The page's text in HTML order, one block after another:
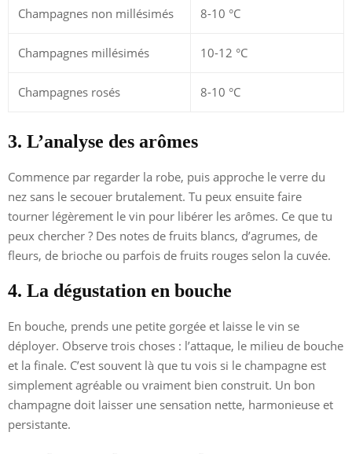
Champagnes non millésimés 8-10 °C
Champagnes millésimés 10-12 °C
Champagnes rosés 8-10 °C
3. L’analyse des arômes
Commence par regarder la robe, puis approche le verre du
nez sans le secouer brutalement. Tu peux ensuite faire
tourner légèrement le vin pour libérer les arômes. Ce que tu
peux chercher ? Des notes de fruits blancs, d’agrumes, de
fleurs, de brioche ou parfois de fruits rouges selon la cuvée.
4. La dégustation en bouche
En bouche, prends une petite gorgée et laisse le vin se
déployer. Observe trois choses : l’attaque, le milieu de bouche
et la finale. C’est souvent là que tu vois si le champagne est
simplement agréable ou vraiment bien construit. Un bon
champagne doit laisser une sensation nette, harmonieuse et
persistante.